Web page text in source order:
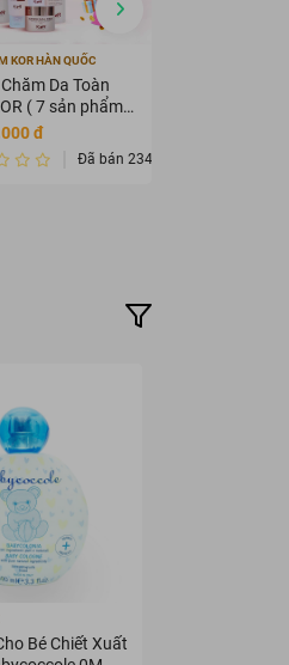
KOR HÀN QUỐC
Da Toàn
( 7 sản phẩm
đ
Đã bán 2345675
Bé Chiết Xuất